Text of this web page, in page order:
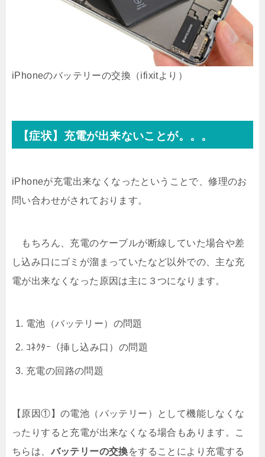
iPhoneのバッテリーの交換（ifixitより）
【症状】充電が出来ないことが。。。
iPhoneが充電出来なくなったということで、修理のお
問い合わせがされております。
もちろん、充電のケーブルが断線していた場合や差
し込み口にゴミが溜まっていたなど以外での、主な充
電が出来なくなった原因は主に３つになります。
電池（バッテリー）の問題
ｺﾈｸﾀｰ（挿し込み口）の問題
充電の回路の問題
【原因①】の電池（バッテリー）として機能しなくな
ったりすると充電が出来なくなる場合もあります。こ
ちらは、 バッテリーの交換をすることにより充電する